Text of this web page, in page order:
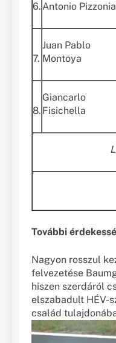
6.Antonio Pizzonia
7.
Juan Pablo
Montoya
8.
Giancarlo
Fisichella
További
Nagyon rosszul
felvezetése
hiszen szerdáról
elszabadult HÉV-
család